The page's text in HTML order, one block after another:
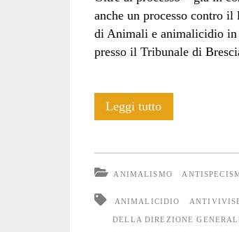
Brescia</
anche un processo contro
di Animali e animalicidio in
presso il Tribunale di
Leggi tuttoIl
lager
ANIMALISMO
ANIMALICIDIO
DELLA DIREZIONE